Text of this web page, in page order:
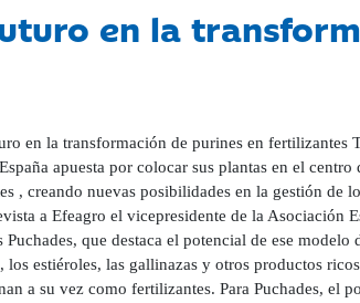
en la
en la transformación de purines en fertilizantes
apuesta por colocar sus plantas en el
, creando nuevas posibilidades en la gestión de
a Efeagro el vicepresidente de la Asociación
que destaca el potencial de ese
los estiéroles, las gallinazas y otros productos
a su vez como fertilizantes. Para Puchades, el